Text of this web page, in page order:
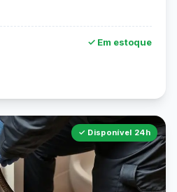
✓ Em estoque
✓ Disponível 24h